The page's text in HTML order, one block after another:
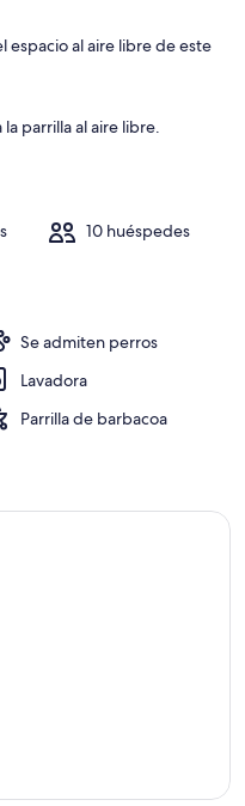
del alojamiento
espacio al aire libre de este
parrilla al aire libre.
10 huéspedes
Se admiten perros
Lavadora
Parrilla de barbacoa